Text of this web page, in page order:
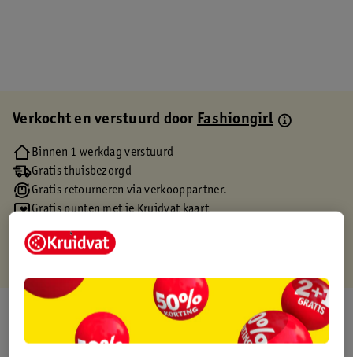
Verkocht en verstuurd doorFashiongirl
Binnen 1 werkdag verstuurd
Gratis thuisbezorgd
Gratis retourneren via verkooppartner.
Gratis punten met je Kruidvat kaart
Over dit product
Productinformatie